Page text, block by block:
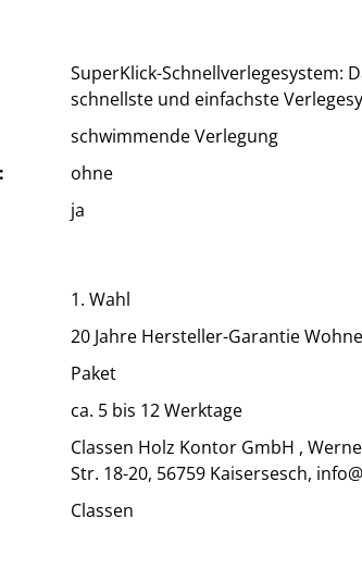
SuperKlick-Schnellverlegesystem:
schnellste und einfachste
schwimmende Verlegung
ohne
ja
1. Wahl
20 Jahre Hersteller-Garantie
Paket
ca. 5 bis 12 Werktage
Classen Holz Kontor GmbH ,
Str. 18-20, 56759 Kaisersesch,
Classen